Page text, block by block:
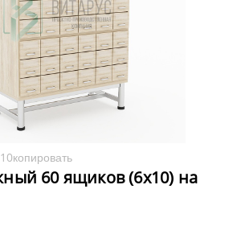
копировать
60 ящиков (6х10) на